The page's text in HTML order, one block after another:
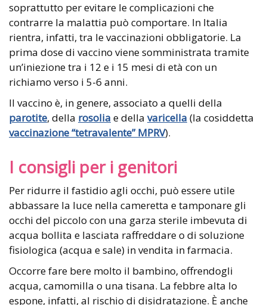
soprattutto per evitare le complicazioni che
contrarre la malattia può comportare. In Italia
rientra, infatti, tra le vaccinazioni obbligatorie. La
prima dose di vaccino viene somministrata tramite
un’iniezione tra i 12 e i 15 mesi di età con un
richiamo verso i 5-6 anni.
Il vaccino è, in genere, associato a quelli della
parotite, della rosolia e della varicella (la cosiddetta
vaccinazione “tetravalente” MPRV).
I consigli per i genitori
Per ridurre il fastidio agli occhi, può essere utile
abbassare la luce nella cameretta e tamponare gli
occhi del piccolo con una garza sterile imbevuta di
acqua bollita e lasciata raffreddare o di soluzione
fisiologica (acqua e sale) in vendita in farmacia.
Occorre fare bere molto il bambino, offrendogli
acqua, camomilla o una tisana. La febbre alta lo
espone, infatti, al rischio di disidratazione. È anche